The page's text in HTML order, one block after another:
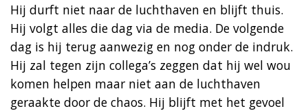
Hij durft niet naar de luchthaven en blijft thuis.
Hij volgt alles die dag via de media. De volgende
dag is hij terug aanwezig en nog onder de indruk.
Hij zal tegen zijn collega’s zeggen dat hij wel wou
komen helpen maar niet aan de luchthaven
geraakte door de chaos. Hij blijft met het gevoel